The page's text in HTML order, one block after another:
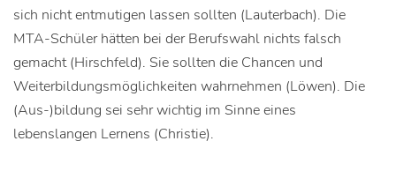
sich nicht entmutigen lassen sollten (Lauterbach). Die
MTA-Schüler hätten bei der Berufswahl nichts falsch
gemacht (Hirschfeld). Sie sollten die Chancen und
Weiterbildungsmöglichkeiten wahrnehmen (Löwen). Die
(Aus-)bildung sei sehr wichtig im Sinne eines
lebenslangen Lernens (Christie).